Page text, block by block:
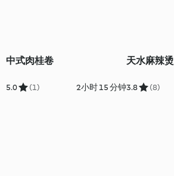
中式肉桂卷
5.0 (1) 2小时 15 分钟
天水麻辣烫
3.8 (8)